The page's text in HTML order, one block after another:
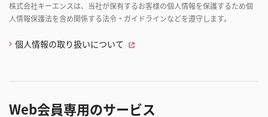
株式会社キーエンスは、当社が保有するお客様の個人情報を保護するため個
人情報保護法を含め関係する法令・ガイドラインなどを遵守します。
個人情報の取り扱いについて
Web会員専用のサービス